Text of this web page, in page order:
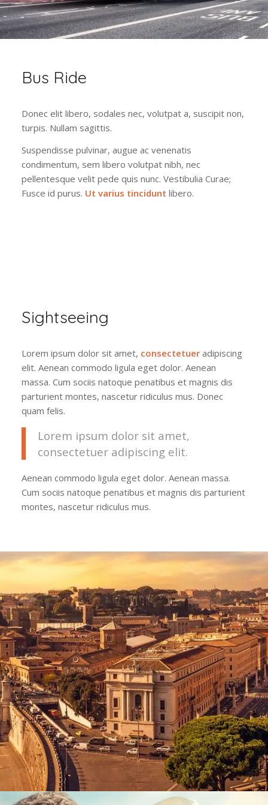
Bus Ride
Donec elit libero, sodales nec, volutpat a, suscipit non,
turpis. Nullam sagittis.
Suspendisse pulvinar, augue ac venenatis
condimentum, sem libero volutpat nibh, nec
pellentesque velit pede quis nunc. Vestibulia Curae;
Fusce id purus. Ut varius tincidunt libero.
Sightseeing
Lorem ipsum dolor sit amet, consectetueradipiscing
elit. Aenean commodo ligula eget dolor. Aenean
massa. Cum sociis natoque penatibus et magnis dis
parturient montes, nascetur ridiculus mus. Donec
quam felis.
Lorem ipsum dolor sit amet,
consectetuer adipiscing elit.
Aenean commodo ligula eget dolor. Aenean massa.
Cum sociis natoque penatibus et magnis dis parturient
montes, nascetur ridiculus mus.